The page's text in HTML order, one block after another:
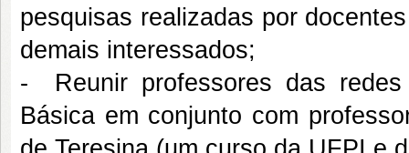
pesquisas realizadas por
demais interessados;
- Reunir professores das redes
Básica em conjunto com